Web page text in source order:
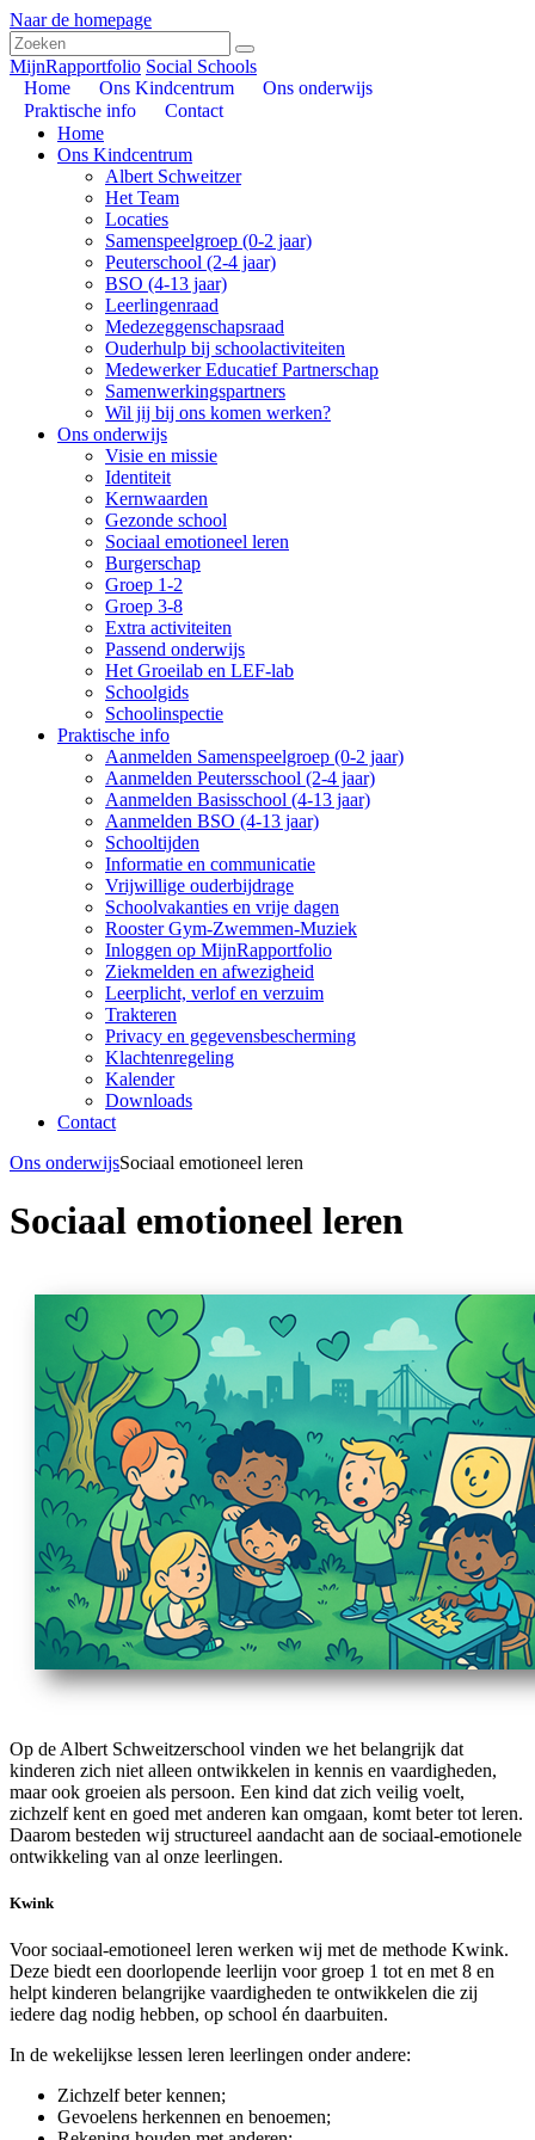
Naar de homepage
MijnRapportfolio Social Schools
Home
Ons Kindcentrum
Ons onderwijs
Praktische info
Contact
Home
Ons Kindcentrum
Albert Schweitzer
Het Team
Locaties
Samenspeelgroep (0-2 jaar)
Peuterschool (2-4 jaar)
BSO (4-13 jaar)
Leerlingenraad
Medezeggenschapsraad
Ouderhulp bij schoolactiviteiten
Medewerker Educatief Partnerschap
Samenwerkingspartners
Wil jij bij ons komen werken?
Ons onderwijs
Visie en missie
Identiteit
Kernwaarden
Gezonde school
Sociaal emotioneel leren
Burgerschap
Groep 1-2
Groep 3-8
Extra activiteiten
Passend onderwijs
Het Groeilab en LEF-lab
Schoolgids
Schoolinspectie
Praktische info
Aanmelden Samenspeelgroep (0-2 jaar)
Aanmelden Peutersschool (2-4 jaar)
Aanmelden Basisschool (4-13 jaar)
Aanmelden BSO (4-13 jaar)
Schooltijden
Informatie en communicatie
Vrijwillige ouderbijdrage
Schoolvakanties en vrije dagen
Rooster Gym-Zwemmen-Muziek
Inloggen op MijnRapportfolio
Ziekmelden en afwezigheid
Leerplicht, verlof en verzuim
Trakteren
Privacy en gegevensbescherming
Klachtenregeling
Kalender
Downloads
Contact
Ons onderwijsSociaal emotioneel leren
Sociaal emotioneel leren
Op de Albert Schweitzerschool vinden we het belangrijk dat
kinderen zich niet alleen ontwikkelen in kennis en vaardigheden,
maar ook groeien als persoon. Een kind dat zich veilig voelt,
zichzelf kent en goed met anderen kan omgaan, komt beter tot leren.
Daarom besteden wij structureel aandacht aan de sociaal-emotionele
ontwikkeling van al onze leerlingen.
Kwink
Voor sociaal-emotioneel leren werken wij met de methode Kwink.
Deze biedt een doorlopende leerlijn voor groep 1 tot en met 8 en
helpt kinderen belangrijke vaardigheden te ontwikkelen die zij
iedere dag nodig hebben, op school én daarbuiten.
In de wekelijkse lessen leren leerlingen onder andere:
Zichzelf beter kennen;
Gevoelens herkennen en benoemen;